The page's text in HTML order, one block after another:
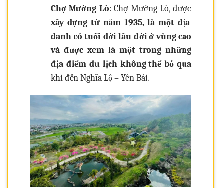
Chợ Mường Lò: Chợ Mường Lò, được
xây dựng từ năm 1935, là một địa
danh có tuổi đời lâu đời ở vùng cao
và được xem là một trong những
địa điểm du lịch không thể bỏ qua
khi đến Nghĩa Lộ – Yên Bái.